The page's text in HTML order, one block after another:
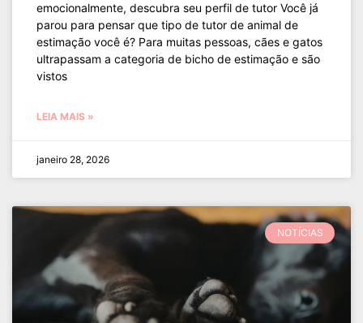
emocionalmente, descubra seu perfil de tutor Você já
parou para pensar que tipo de tutor de animal de
estimação você é? Para muitas pessoas, cães e gatos
ultrapassam a categoria de bicho de estimação e são
vistos
LEIA MAIS »
janeiro 28, 2026
NOTÍCIAS